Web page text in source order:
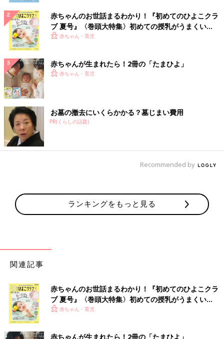
赤ちゃんのお世話まるわかり！『初めてのひよこクラ
ブ 夏号』〈巻頭大特集〉初めての授乳がうまくい
く！ おっぱい・ミルクの基本と夏のトラブル 解決テ
赤ちゃん・育児
赤ちゃんが生まれたら！2冊の「たまひよ」
赤ちゃん・育児
お墓の撤去にいくらかかる？墓じまい費用
PR(くらしの話題)
Recommended by
ランキングをもっと見る
関連記事
赤ちゃんのお世話まるわかり！『初めてのひよこクラ
ブ 夏号』〈巻頭大特集〉初めての授乳がうまくい
く！ おっぱい・ミルクの基本と夏のトラブル 解決テ
赤ちゃん・育児
赤ちゃんが生まれたら！2冊の「たまひよ」